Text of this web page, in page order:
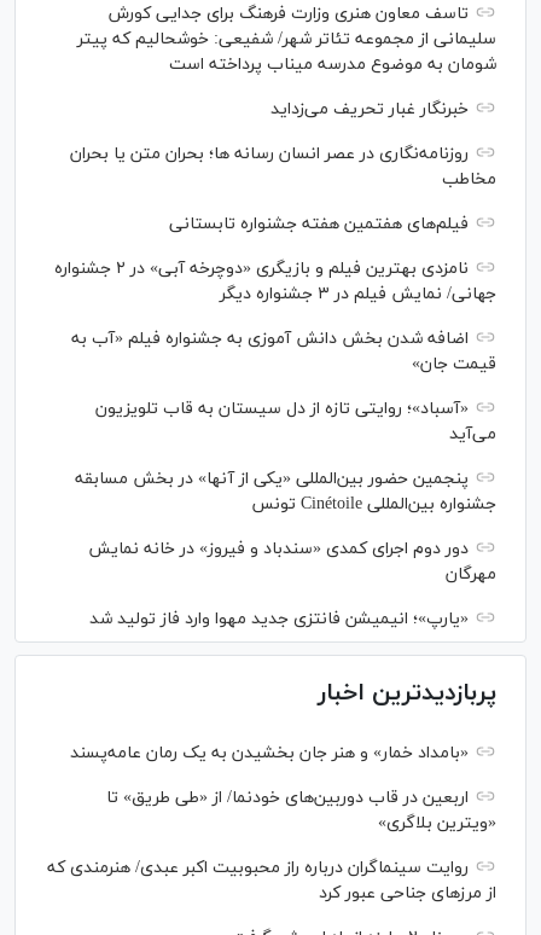
تاسف معاون هنری وزارت فرهنگ برای جدایی کورش
سلیمانی از مجموعه تئاتر شهر/ شفیعی: خوشحالیم که پیتر
شومان به موضوع مدرسه میناب پرداخته است
خبرنگار غبار تحریف می‌زداید
روزنامه‌نگاری در عصر انسان رسانه ها؛ بحران متن یا بحران
مخاطب
فیلم‌های هفتمین هفته جشنواره تابستانی
نامزدی بهترین فیلم و بازیگری «دوچرخه آبی» در ۲ جشنواره
جهانی/ نمایش فیلم در ۳ جشنواره دیگر
اضافه شدن بخش دانش آموزی به جشنواره فیلم «آب به
قیمت جان»
«آسباد»؛ روایتی تازه از دل سیستان به قاب تلویزیون
می‌آید
پنجمین حضور بین‌المللی «یکی از آنها» در بخش مسابقه
جشنواره بین‌المللی Cinétoile تونس
دور دوم اجرای کمدی «سندباد و فیروز» در خانه نمایش
مهرگان
«یارپ»؛ انیمیشن فانتزی جدید مهوا وارد فاز تولید شد
پربازدیدترین اخبار
«بامداد خمار» و هنر جان بخشیدن به یک رمان عامه‌پسند
اربعین در قاب دوربین‌های خودنما/ از «طی طریق» تا
«ویترین بلاگری»
روایت سینماگران درباره راز محبوبیت اکبر عبدی/ هنرمندی که
از مرزهای جناحی عبور کرد